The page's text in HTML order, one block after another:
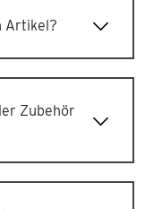
Artikel?
Zubehör